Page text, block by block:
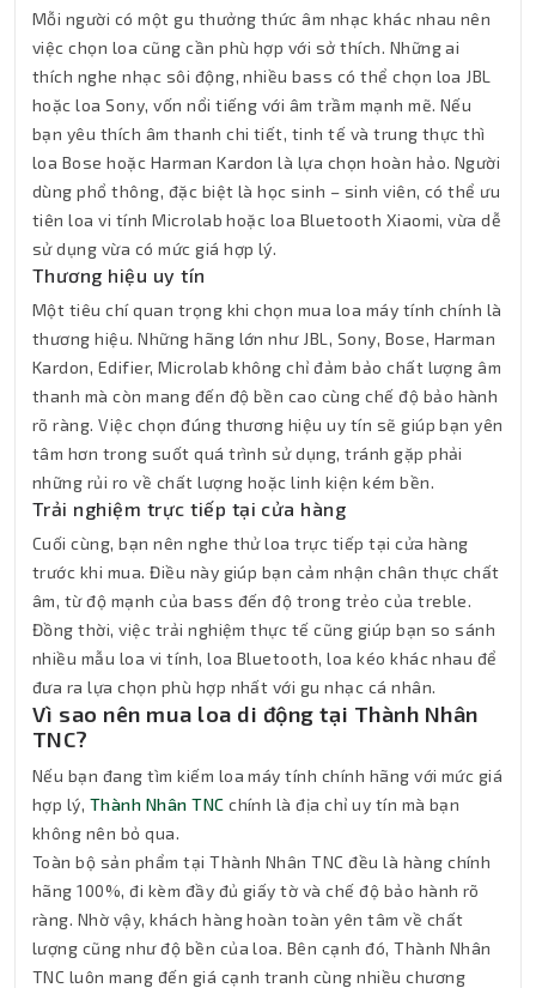
Mỗi người có một gu thưởng thức âm nhạc khác nhau nên
việc chọn loa cũng cần phù hợp với sở thích. Những ai
thích nghe nhạc sôi động, nhiều bass có thể chọn loa JBL
hoặc loa Sony, vốn nổi tiếng với âm trầm mạnh mẽ. Nếu
bạn yêu thích âm thanh chi tiết, tinh tế và trung thực thì
loa Bose hoặc Harman Kardon là lựa chọn hoàn hảo. Người
dùng phổ thông, đặc biệt là học sinh – sinh viên, có thể ưu
tiên loa vi tính Microlab hoặc loa Bluetooth Xiaomi, vừa dễ
sử dụng vừa có mức giá hợp lý.
Thương hiệu uy tín
Một tiêu chí quan trọng khi chọn mua loa máy tính chính là
thương hiệu. Những hãng lớn như JBL, Sony, Bose, Harman
Kardon, Edifier, Microlab không chỉ đảm bảo chất lượng âm
thanh mà còn mang đến độ bền cao cùng chế độ bảo hành
rõ ràng. Việc chọn đúng thương hiệu uy tín sẽ giúp bạn yên
tâm hơn trong suốt quá trình sử dụng, tránh gặp phải
những rủi ro về chất lượng hoặc linh kiện kém bền.
Trải nghiệm trực tiếp tại cửa hàng
Cuối cùng, bạn nên nghe thử loa trực tiếp tại cửa hàng
trước khi mua. Điều này giúp bạn cảm nhận chân thực chất
âm, từ độ mạnh của bass đến độ trong trẻo của treble.
Đồng thời, việc trải nghiệm thực tế cũng giúp bạn so sánh
nhiều mẫu loa vi tính, loa Bluetooth, loa kéo khác nhau để
đưa ra lựa chọn phù hợp nhất với gu nhạc cá nhân.
Vì sao nên mua loa di động tại Thành Nhân
TNC?
Nếu bạn đang tìm kiếm loa máy tính chính hãng với mức giá
hợp lý, Thành Nhân TNC chính là địa chỉ uy tín mà bạn
không nên bỏ qua.
Toàn bộ sản phẩm tại Thành Nhân TNC đều là hàng chính
hãng 100%, đi kèm đầy đủ giấy tờ và chế độ bảo hành rõ
ràng. Nhờ vậy, khách hàng hoàn toàn yên tâm về chất
lượng cũng như độ bền của loa. Bên cạnh đó, Thành Nhân
TNC luôn mang đến giá cạnh tranh cùng nhiều chương